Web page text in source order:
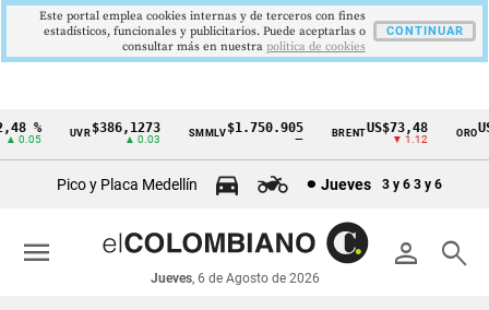
Cintillo
económicos
Colombia
% UVR$386,1273
▲ 0.03
SMMLV$1.750.905 BRENTUS$73,48
▼ 1.12
ORO
Pico y Placa Medellín Jueves 3 y 6 3 y 6
person search
Jueves, 6 de Agosto de 2026
menu
Este portal emplea cookies internas y de terceros con fines
estadísticos, funcionales y publicitarios. Puede aceptarlas o
consultar más en nuestra politica de cookies
CONTINUAR